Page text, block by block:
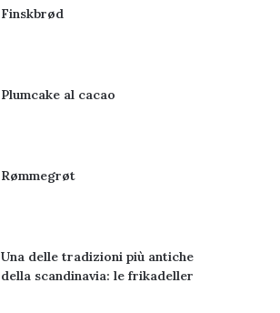
Finskbrød
Plumcake al cacao
Rømmegrøt
Una delle tradizioni più antiche
della scandinavia: le frikadeller